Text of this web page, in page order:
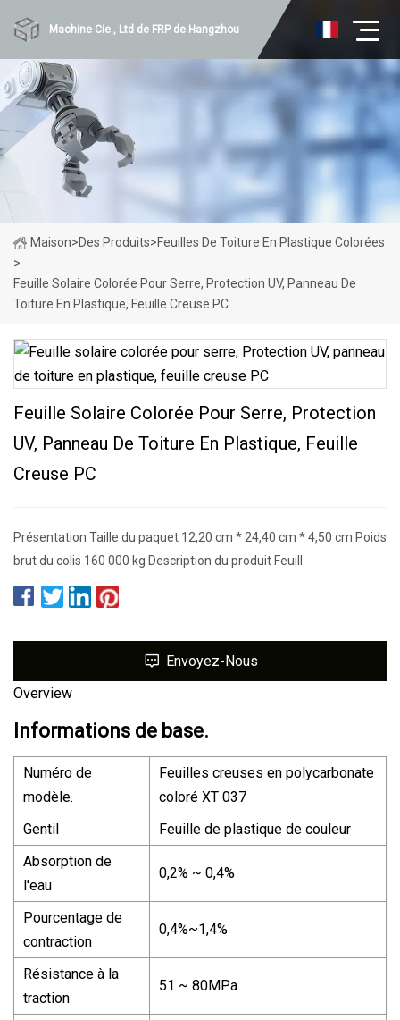
Machine Cie., Ltd de FRP de Hangzhou
Maison>Des Produits>Feuilles De Toiture En Plastique Colorées
>
Feuille Solaire Colorée Pour Serre, Protection UV, Panneau De
Toiture En Plastique, Feuille Creuse PC
Feuille Solaire Colorée Pour Serre, Protection
UV, Panneau De Toiture En Plastique, Feuille
Creuse PC
Présentation Taille du paquet 12,20 cm * 24,40 cm * 4,50 cm Poids
brut du colis 160 000 kg Description du produit Feuill
Envoyez-Nous
Overview
Informations de base.
Numéro de
modèle.
Feuilles creuses en polycarbonate
coloré XT 037
Gentil
Feuille de plastique de couleur
Absorption de
l'eau
0,2% ~ 0,4%
Pourcentage de
contraction
0,4%~1,4%
Résistance à la
traction
51 ~ 80MPa